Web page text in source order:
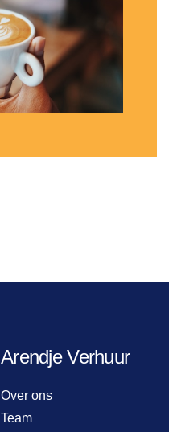
Arendje Verhuur
Over ons
Team